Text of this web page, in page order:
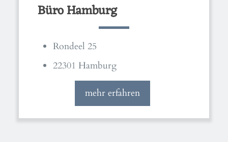
Büro Hamburg
Rondeel 25
22301 Hamburg
mehr erfahren